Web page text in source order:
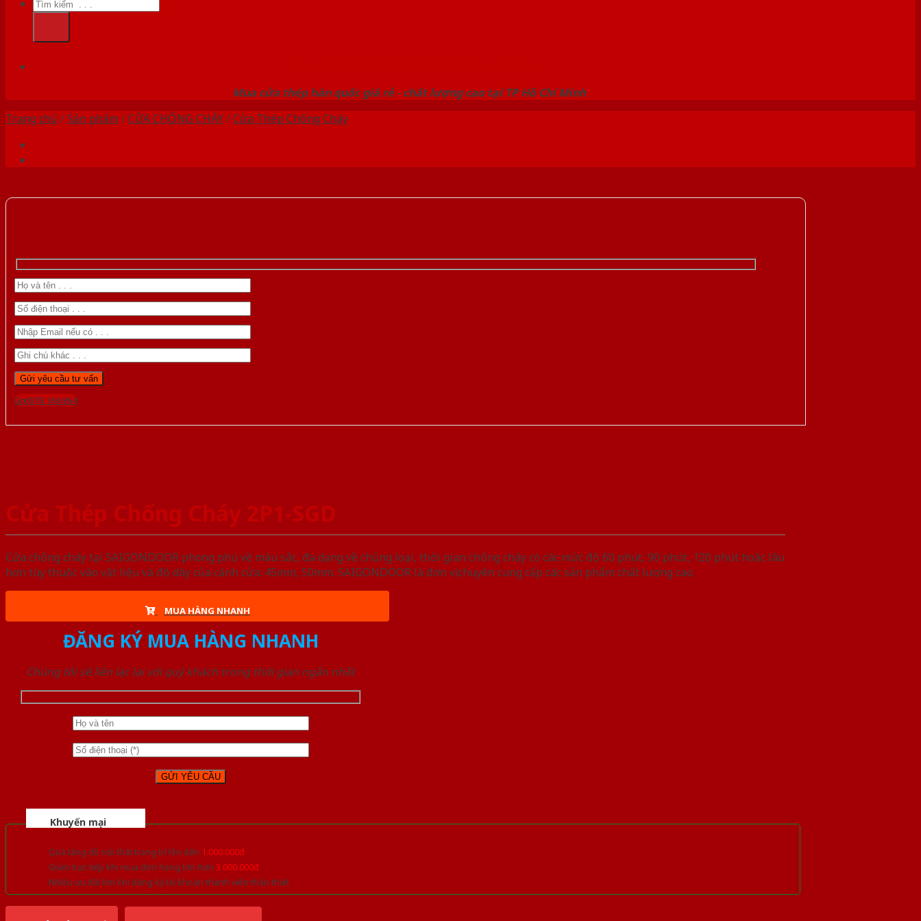
kiếm:
Mua cửa thép hàn quốc giá rẻ - chất lượng cao tại TP Hồ Chí Minh
Trang chủ /Sản phẩm /CỬA CHỐNG CHÁY/Cửa Thép Chống Cháy
Gọi 0976.169.864
Cửa Thép Chống Cháy 2P1-SGD
Cửa chống cháy tại SAIGONDOOR phong phú về màu sắc, đa dạng về chủng loại, thời gian chống cháy có các mức độ 60 phút, 90 phút, 120 phút hoặc lâu
hơn tùy thuộc vào vật liệu và độ dày của cánh cửa: 45mm, 50mm. SAIGONDOOR là đơn vị chuyên cung cấp các sản phẩm chất lượng cao.
MUA HÀNG NHANH
ĐĂNG KÝ MUA HÀNG NHANH
Chúng tôi sẽ liên lạc lại với quý khách trong thời gian ngắn nhất
Khuyến mại
Quà tặng đồ nội thất trang trí lên đến 1.000.000đ
Giảm trực tiếp khi mua đơn hàng lớn hơn 3.000.000đ
Nhiều ưu đãi lớn khi đăng ký tài khoản thành viên thân thiết